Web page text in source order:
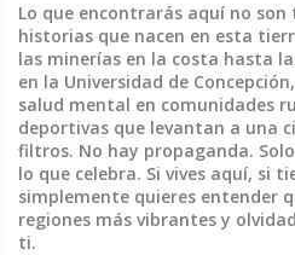
Lo que encontrarás aquí no son
historias que nacen en esta
las minerías en la costa hasta
en la Universidad de
salud mental en comunidades
deportivas que levantan a una
filtros. No hay propaganda.
lo que celebra. Si vives aquí, si
simplemente quieres entender
regiones más vibrantes y
ti.